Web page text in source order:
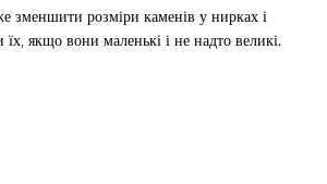
зменшити розміри каменів у нирках і
якщо вони маленькі і не надто великі.